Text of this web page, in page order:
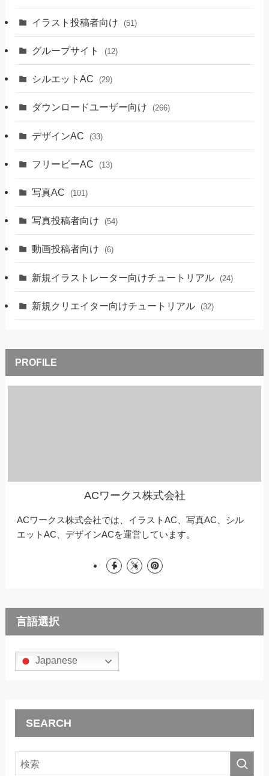
イラスト投稿者向け (51)
グループサイト (12)
シルエットAC (29)
ダウンロードユーザー向け (266)
デザインAC (33)
フリービーAC (13)
写真AC (101)
写真投稿者向け (54)
動画投稿者向け (6)
新規イラストレーター向けチュートリアル (24)
新規クリエイター向けチュートリアル (32)
ACワークス株式会社
ACワークス株式会社では、イラストAC、写真AC、シル
エットAC、デザインACを運営しています。
言語選択
Japanese
SEARCH